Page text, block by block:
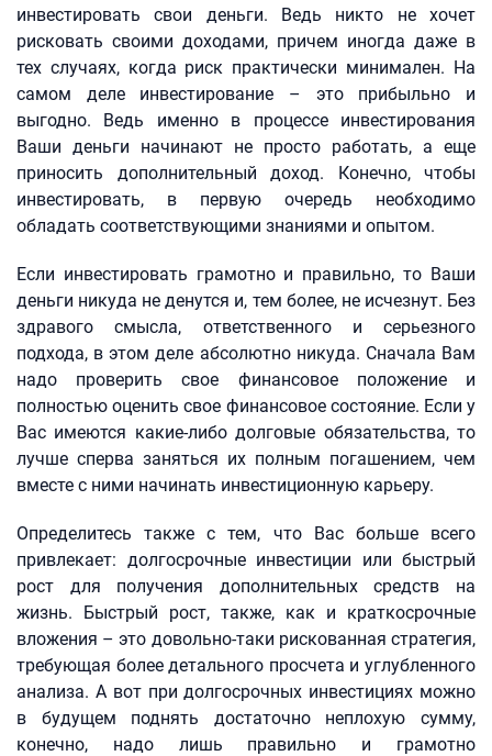
инвестировать свои деньги. Ведь никто не хочет
рисковать своими доходами, причем иногда даже в
тех случаях, когда риск практически минимален. На
самом деле инвестирование – это прибыльно и
выгодно. Ведь именно в процессе инвестирования
Ваши деньги начинают не просто работать, а еще
приносить дополнительный доход. Конечно, чтобы
инвестировать, в первую очередь необходимо
обладать соответствующими знаниями и опытом.
Если инвестировать грамотно и правильно, то Ваши
деньги никуда не денутся и, тем более, не исчезнут. Без
здравого смысла, ответственного и серьезного
подхода, в этом деле абсолютно никуда. Сначала Вам
надо проверить свое финансовое положение и
полностью оценить свое финансовое состояние. Если у
Вас имеются какие-либо долговые обязательства, то
лучше сперва заняться их полным погашением, чем
вместе с ними начинать инвестиционную карьеру.
Определитесь также с тем, что Вас больше всего
привлекает: долгосрочные инвестиции или быстрый
рост для получения дополнительных средств на
жизнь. Быстрый рост, также, как и краткосрочные
вложения – это довольно-таки рискованная стратегия,
требующая более детального просчета и углубленного
анализа. А вот при долгосрочных инвестициях можно
в будущем поднять достаточно неплохую сумму,
конечно, надо лишь правильно и грамотно